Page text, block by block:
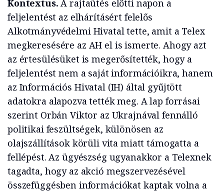
Kontextus. A rajtaütés előtti napon a
feljelentést az elhárításért felelős
Alkotmányvédelmi Hivatal tette, amit a Telex
megkeresésére az AH el is ismerte. Ahogy azt
az értesülésüket is megerősítették, hogy a
feljelentést nem a saját információikra, hanem
az Információs Hivatal (IH) által gyűjtött
adatokra alapozva tették meg. A lap forrásai
szerint Orbán Viktor az Ukrajnával fennálló
politikai feszültségek, különösen az
olajszállítások körüli vita miatt támogatta a
fellépést. Az ügyészség ugyanakkor a Telexnek
tagadta, hogy az akció megszervezésével
összefüggésben információkat kaptak volna a